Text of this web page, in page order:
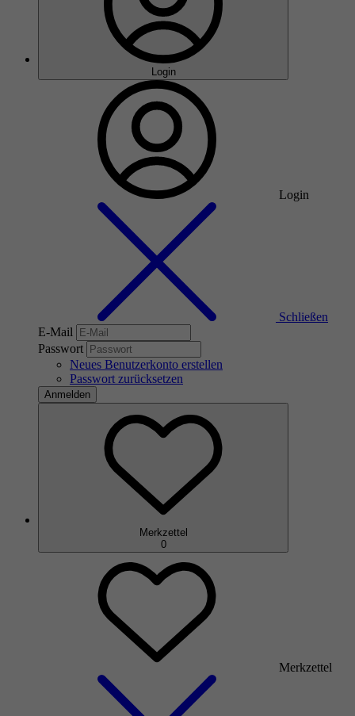
Login
Login
Schließen
E-Mail
Passwort
Neues Benutzerkonto erstellen
Passwort zurücksetzen
Anmelden
Merkzettel
0
Merkzettel